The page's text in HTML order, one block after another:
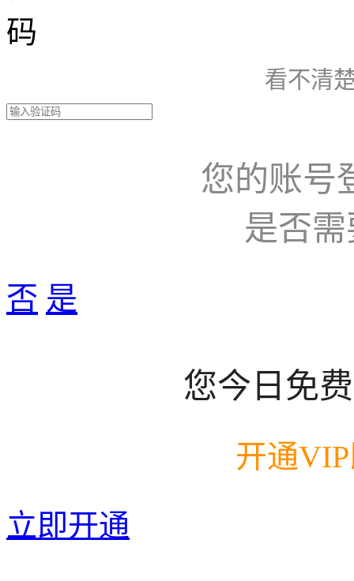
看不清
您的账号
是否
否 是
您今日免
开通
立即开通